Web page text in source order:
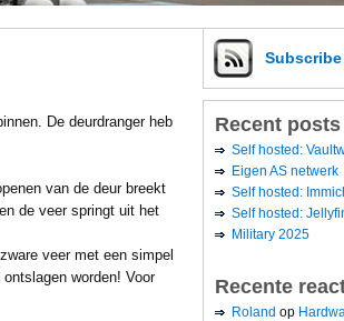
De deurdranger heb
van de deur breekt
de veer springt uit het
veer met een simpel
worden! Voor
Subscribe
Recent posts
Self hosted:
Eigen AS netwerk
Self hosted:
Self hosted:
Military 2025
Recente
Roland op